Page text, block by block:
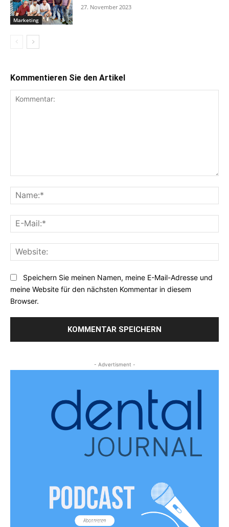
Marketing
27. November 2023
Kommentieren Sie den Artikel
Speichern Sie meinen Namen, meine E-Mail-Adresse und
meine Website für den nächsten Kommentar in diesem
Browser.
- Advertisment -